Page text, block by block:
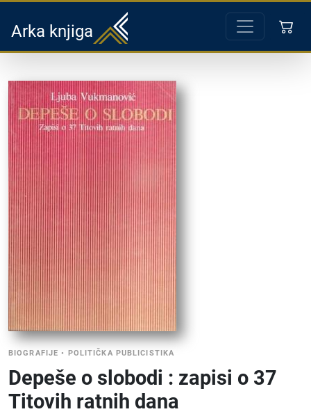
Arka knjiga
BIOGRAFIJE • POLITIČKA PUBLICISTIKA
Depeše o slobodi : zapisi o 37
Titovih ratnih dana